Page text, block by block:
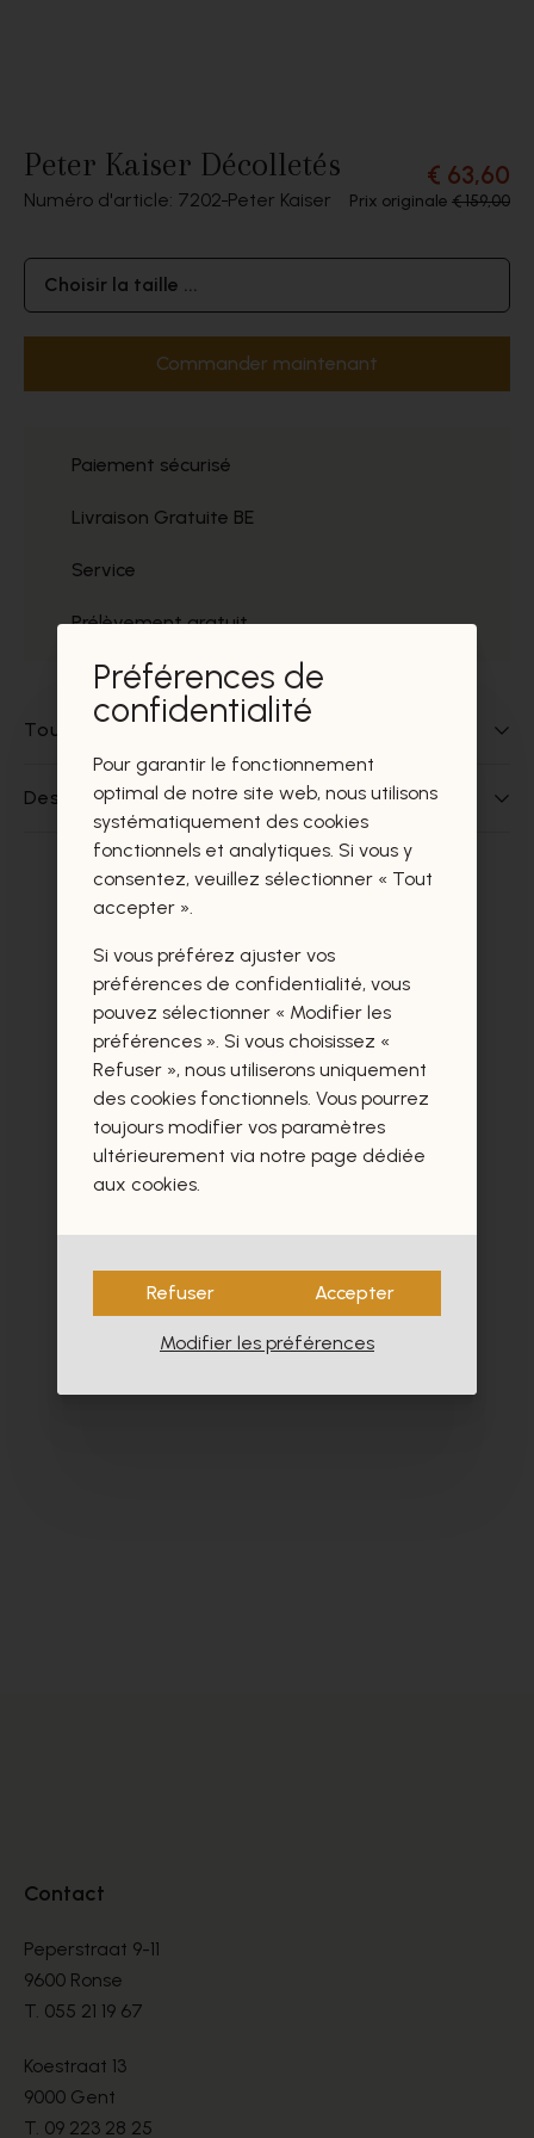
Peter Kaiser Décolletés
Numéro d'article: 7202 Peter Kaiser
€ 63,60
Prix originale € 159,00
Choisir la taille ...
Commander maintenant
Paiement sécurisé
Livraison Gratuite BE
Service
Prélèvement gratuit
Tout sur ce produit
Des questions sur ce produit?
Ces produits vous intéresseront
certainement aussi.
- 60%
Contact
Peperstraat 9-11
9600 Ronse
T. 055 21 19 67
Koestraat 13
9000 Gent
T. 09 223 28 25
Préférences de
confidentialité
Pour garantir le fonctionnement
optimal de notre site web, nous utilisons
systématiquement des cookies
fonctionnels et analytiques. Si vous y
consentez, veuillez sélectionner « Tout
accepter ».
Si vous préférez ajuster vos
préférences de confidentialité, vous
pouvez sélectionner « Modifier les
préférences ». Si vous choisissez «
Refuser », nous utiliserons uniquement
des cookies fonctionnels. Vous pourrez
toujours modifier vos paramètres
ultérieurement via notre page dédiée
aux cookies.
Refuser Accepter
Modifier les préférences